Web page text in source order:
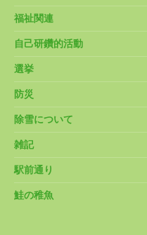
福祉関連
自己研鑽的活動
選挙
防災
除雪について
雑記
駅前通り
鮭の稚魚